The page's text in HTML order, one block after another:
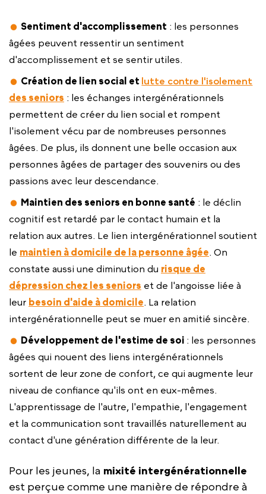
Sentiment d'accomplissement : les personnes
âgées peuvent ressentir un sentiment
d'accomplissement et se sentir utiles.
Création de lien social et lutte contre l'isolement
des seniors : les échanges intergénérationnels
permettent de créer du lien social et rompent
l'isolement vécu par de nombreuses personnes
âgées. De plus, ils donnent une belle occasion aux
personnes âgées de partager des souvenirs ou des
passions avec leur descendance.
Maintien des seniors en bonne santé : le déclin
cognitif est retardé par le contact humain et la
relation aux autres. Le lien intergénérationnel soutient
le maintien à domicile de la personne âgée. On
constate aussi une diminution du risque de
dépression chez les seniors et de l'angoisse liée à
leur besoin d'aide à domicile. La relation
intergénérationnelle peut se muer en amitié sincère.
Développement de l'estime de soi : les personnes
âgées qui nouent des liens intergénérationnels
sortent de leur zone de confort, ce qui augmente leur
niveau de confiance qu'ils ont en eux-mêmes.
L'apprentissage de l'autre, l'empathie, l'engagement
et la communication sont travaillés naturellement au
contact d'une génération différente de la leur.
Pour les jeunes, la mixité intergénérationnelle
est perçue comme une manière de répondre à